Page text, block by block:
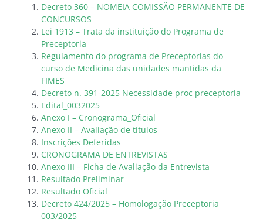
Decreto 360 – NOMEIA COMISSÃO PERMANENTE DE
CONCURSOS
Lei 1913 – Trata da instituição do Programa de
Preceptoria
Regulamento do programa de Preceptorias do
curso de Medicina das unidades mantidas da
FIMES
Decreto n. 391-2025 Necessidade proc preceptoria
Edital_0032025
Anexo I – Cronograma_Oficial
Anexo II – Avaliação de títulos
Inscrições Deferidas
CRONOGRAMA DE ENTREVISTAS
Anexo III – Ficha de Avaliação da Entrevista
Resultado Preliminar
Resultado Oficial
Decreto 424/2025 – Homologação Preceptoria
003/2025